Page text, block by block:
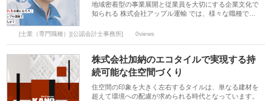
地域密着型の事業展開と従業員を大切にする企業文化で
知られる 株式会社アップル運輸 では、様々な職種で…
[士業（専門職種）][公認会計士事務所] 0views
株式会社加納のエコタイルで実現する持
続可能な住空間づくり
住空間の印象を大きく左右するタイルは、単なる建材を
超えて環境への配慮が求められる時代となっています。